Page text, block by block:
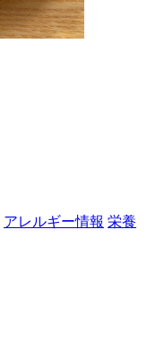
アレルギー情報 栄養